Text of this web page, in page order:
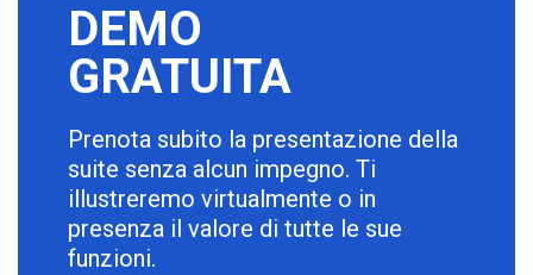
DEMO
GRATUITA
Prenota subito la presentazione della
suite senza alcun impegno. Ti
illustreremo virtualmente o in
presenza il valore di tutte le sue
funzioni.